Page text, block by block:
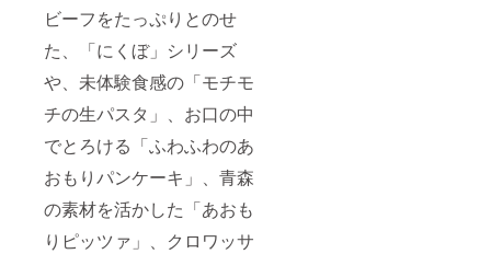
ビーフをたっぷりとのせ
た、「にくぼ」シリーズ
や、未体験食感の「モチモ
チの生パスタ」、お口の中
でとろける「ふわふわのあ
おもりパンケーキ」、青森
の素材を活かした「あおも
りピッツァ」、クロワッサ